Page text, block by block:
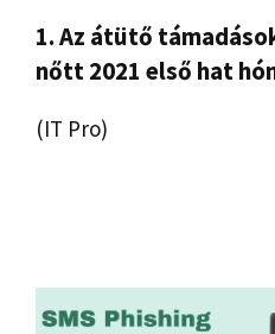
1. Az átütő
nőtt 2021 első hat
(IT Pro)